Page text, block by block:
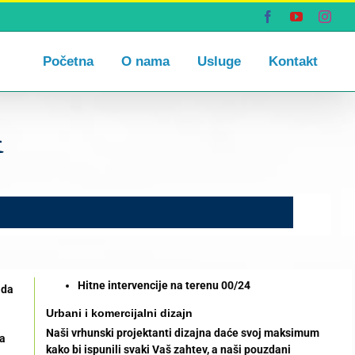
FacebookYouTube
Početna O nama Usluge Kontakt
Hitne intervencije na terenu 00/24
Urbani i komercijalni dizajn
Naši vrhunski projektanti dizajna daće svoj maksimum
kako bi ispunili svaki Vaš zahtev, a naši pouzdani